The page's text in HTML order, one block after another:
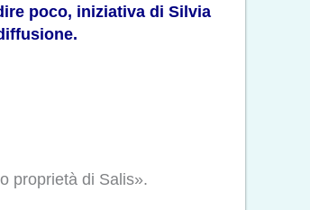
poco, iniziativa di Silvia
proprietà di Salis».